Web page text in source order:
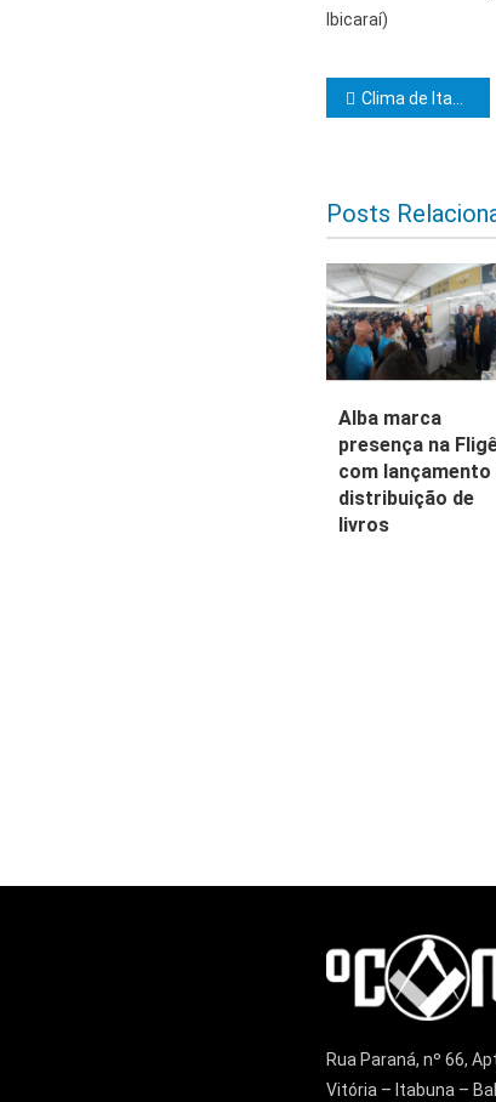
Ibicaraí)
Clima de Itabuna realiza sessão de iniciação ao grau 22
Posts
Alba marca
presença na
com lançamento
distribuição de
livros
Rua Paraná, nº 66,
Vitória – Itabuna –